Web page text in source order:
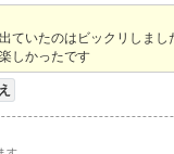
ていたのはビックリしまし
しかったです